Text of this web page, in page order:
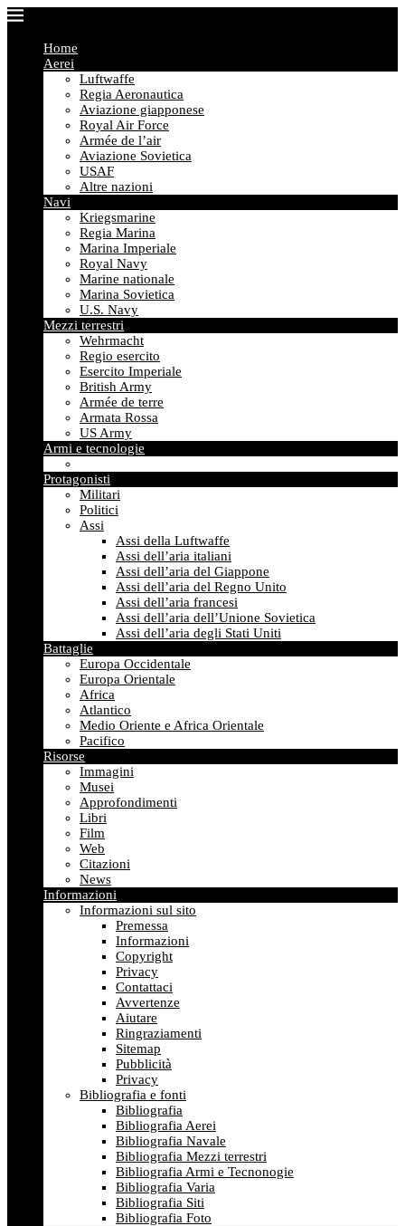
Home
Aerei
Luftwaffe
Regia Aeronautica
Aviazione giapponese
Royal Air Force
Armée de l’air
Aviazione Sovietica
USAF
Altre nazioni
Navi
Kriegsmarine
Regia Marina
Marina Imperiale
Royal Navy
Marine nationale
Marina Sovietica
U.S. Navy
Mezzi terrestri
Wehrmacht
Regio esercito
Esercito Imperiale
British Army
Armée de terre
Armata Rossa
US Army
Armi e tecnologie
Protagonisti
Militari
Politici
Assi
Assi della Luftwaffe
Assi dell’aria italiani
Assi dell’aria del Giappone
Assi dell’aria del Regno Unito
Assi dell’aria francesi
Assi dell’aria dell’Unione Sovietica
Assi dell’aria degli Stati Uniti
Battaglie
Europa Occidentale
Europa Orientale
Africa
Atlantico
Medio Oriente e Africa Orientale
Pacifico
Risorse
Immagini
Musei
Approfondimenti
Libri
Film
Web
Citazioni
News
Informazioni
Informazioni sul sito
Premessa
Informazioni
Copyright
Privacy
Contattaci
Avvertenze
Aiutare
Ringraziamenti
Sitemap
Pubblicità
Privacy
Bibliografia e fonti
Bibliografia
Bibliografia Aerei
Bibliografia Navale
Bibliografia Mezzi terrestri
Bibliografia Armi e Tecnonogie
Bibliografia Varia
Bibliografia Siti
Bibliografia Foto